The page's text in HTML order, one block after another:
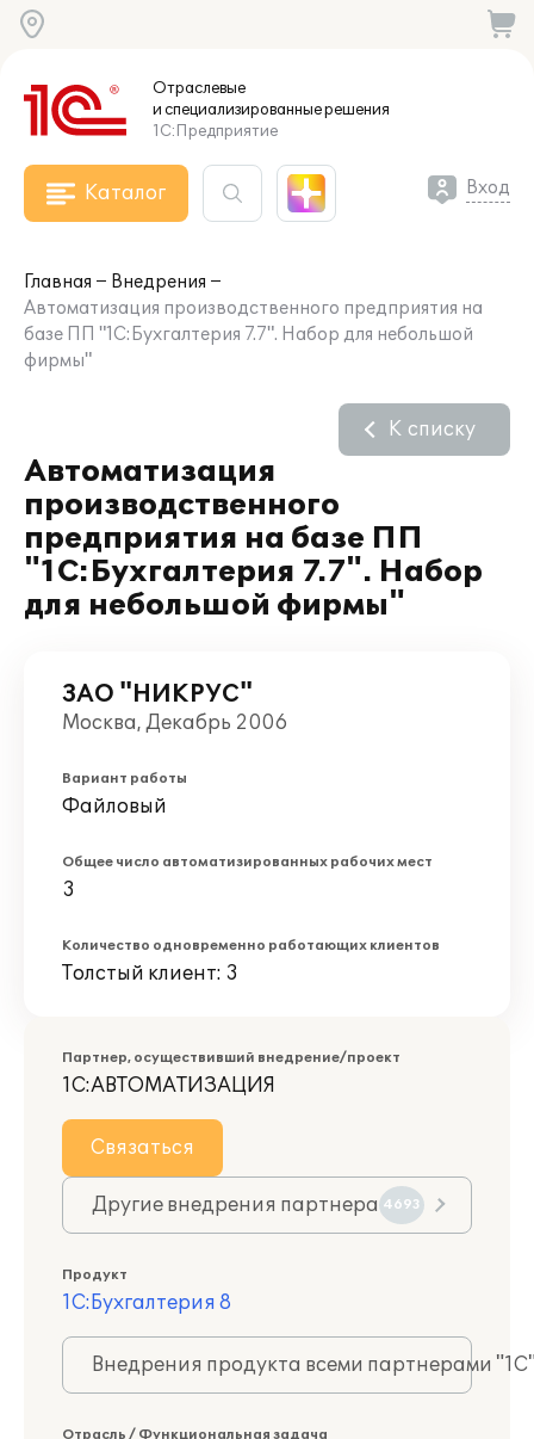
Отраслевые
и специализированныерешения
1С:Предприятие
Каталог Вход
Главная
Внедрения
Автоматизация производственного предприятия на
базе ПП "1С:Бухгалтерия 7.7". Набор для небольшой
фирмы"
Автоматизация
производственного
предприятия на базе ПП
"1С:Бухгалтерия 7.7". Набор
для небольшой фирмы"
К списку
ЗАО "НИКРУС"
Москва, Декабрь 2006
Вариант работы
Файловый
Общее число автоматизированных рабочих мест
3
Количество одновременно работающих клиентов
Толстый клиент: 3
Партнер, осуществивший внедрение/проект
1С:АВТОМАТИЗАЦИЯ
Связаться
Другие внедрения партнера 4693
Продукт
1С:Бухгалтерия 8
Внедрения продукта всеми партнерами
Отрасль / Функциональная задача